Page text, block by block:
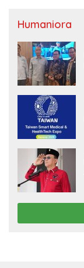
Humaniora